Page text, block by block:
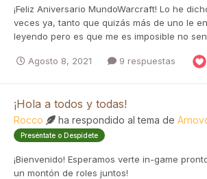
¡Feliz Aniversario MundoWarcraft! Lo he
veces ya, tanto que quizás más de uno le
leyendo pero es que me es imposible no
Agosto 8, 2021 9 respuestas
¡Hola a todos y todas!
Rocco ha respondido al tema de
Preséntate o Despídete
¡Bienvenido! Esperamos verte in-game
un montón de roles juntos!